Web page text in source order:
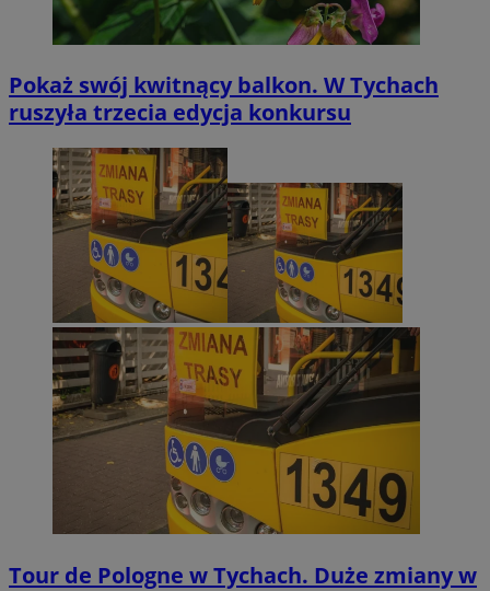
Pokaż swój kwitnący balkon. W Tychach
ruszyła trzecia edycja konkursu
Tour de Pologne w Tychach. Duże zmiany w